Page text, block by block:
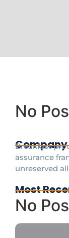
No
Company
Breakfast
assurance
unreserved
Most
No